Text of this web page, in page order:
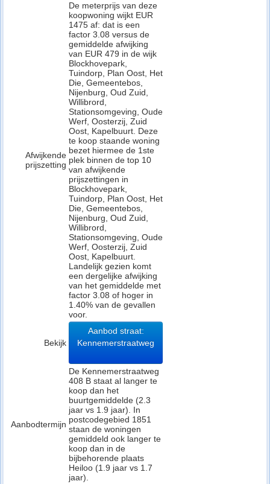
Afwijkende
prijszetting
De meterprijs van deze
koopwoning wijkt EUR
1475 af: dat is een
factor 3.08 versus de
gemiddelde afwijking
van EUR 479 in de wijk
Blockhovepark,
Tuindorp, Plan Oost, Het
Die, Gemeentebos,
Nijenburg, Oud Zuid,
Willibrord,
Stationsomgeving, Oude
Werf, Oosterzij, Zuid
Oost, Kapelbuurt. Deze
te koop staande woning
bezet hiermee de 1ste
plek binnen de top 10
van afwijkende
prijszettingen in
Blockhovepark,
Tuindorp, Plan Oost, Het
Die, Gemeentebos,
Nijenburg, Oud Zuid,
Willibrord,
Stationsomgeving, Oude
Werf, Oosterzij, Zuid
Oost, Kapelbuurt.
Landelijk gezien komt
een dergelijke afwijking
van het gemiddelde met
factor 3.08 of hoger in
1.40% van de gevallen
voor.
Bekijk
Aanbod straat:
Kennemerstraatweg
Aanbodtermijn
De Kennemerstraatweg
408 B staat al langer te
koop dan het
buurtgemiddelde (2.3
jaar vs 1.9 jaar). In
postcodegebied 1851
staan de woningen
gemiddeld ook langer te
koop dan in de
bijbehorende plaats
Heiloo (1.9 jaar vs 1.7
jaar).